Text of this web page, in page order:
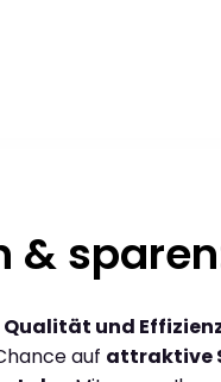
&
Qualität und
auf attraktive